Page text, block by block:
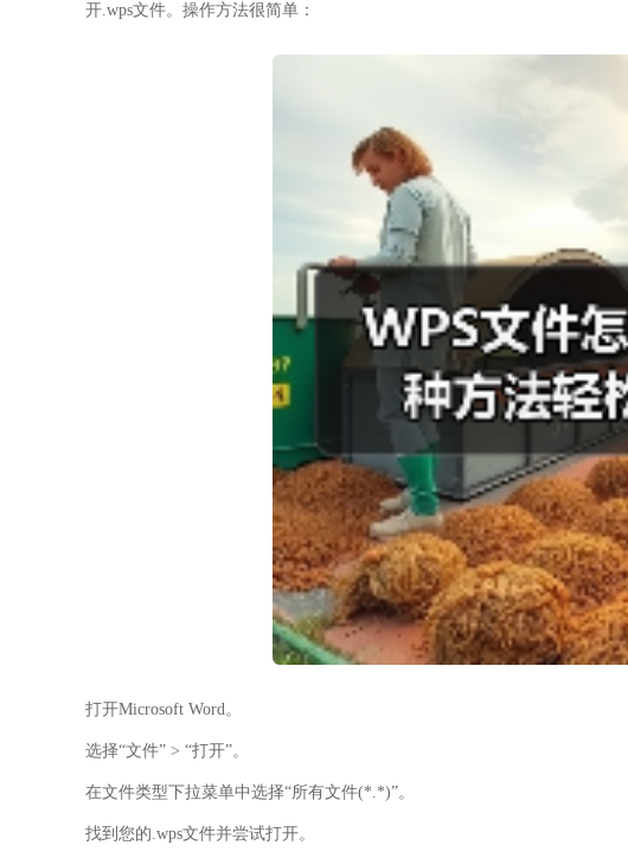
开.wps文件。操作方法很简单：
打开Microsoft Word。
选择“文件” > “打开”。
在文件类型下拉菜单中选择“所有文件(*.*)”。
找到您的.wps文件并尝试打开。